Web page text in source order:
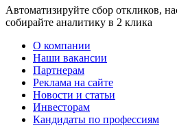
Автоматизируйте сбор откликов,
собирайте аналитику в 2 клика
О компании
Наши вакансии
Партнерам
Реклама на сайте
Новости и статьи
Инвесторам
Кандидаты по профессиям